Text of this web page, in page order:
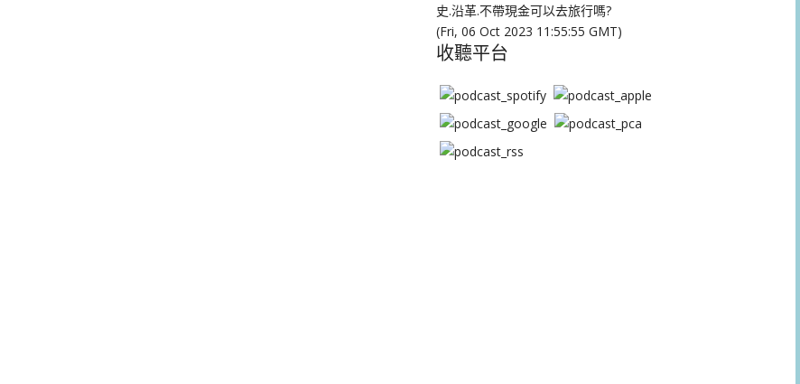
史.沿革.不帶現金可以去旅行嗎?
(Fri, 06 Oct 2023 11:55:55 GMT)
收聽平台